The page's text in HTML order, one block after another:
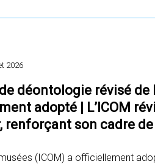
2026
déontologie révisé de
adopté | L’ICOM
renforçant son cadre
(ICOM) a officiellement